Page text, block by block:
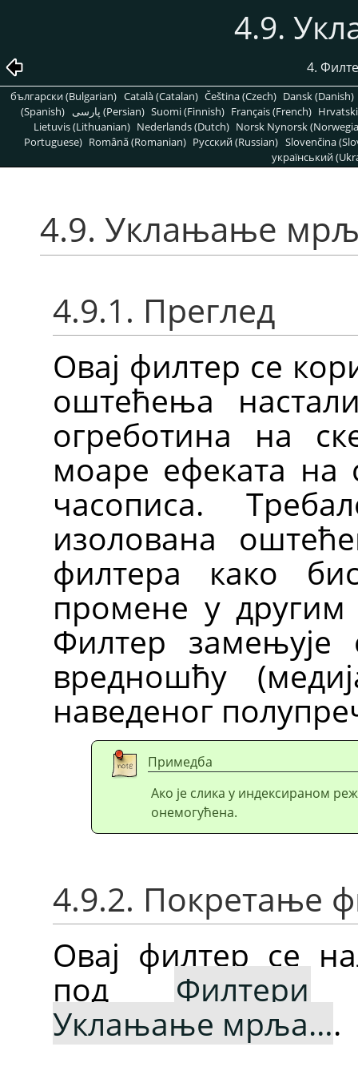
4.9.
4.
български (Bulgarian) Català (Catalan) Čeština (Czech) Dansk (Danish)
(Spanish)
پارسی (Persian) Suomi (Finnish) Français (French)
Lietuvis (Lithuanian) Nederlands (Dutch) Norsk Nynorsk
Portuguese) Română (Romanian) Pусский (Russian) Slovenčina
український
4.9. Уклањање
4.9.1. Преглед
Овај филтер се
оштећења
огреботина на
моаре ефеката на
часописа.
изолована
филтера како
промене у
Филтер замењује
вредношћу
наведеног
Примедба
Ако је слика у индексираном
онемогућена.
4.9.2. Покретање
Овај филтер се
под Филтери
Уклањање мрља….